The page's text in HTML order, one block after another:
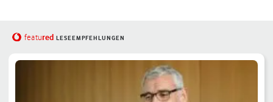
featured LESEEMPFEHLUNGEN